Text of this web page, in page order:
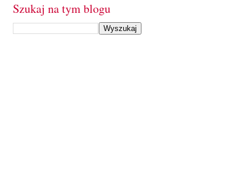
Szukaj na tym blogu